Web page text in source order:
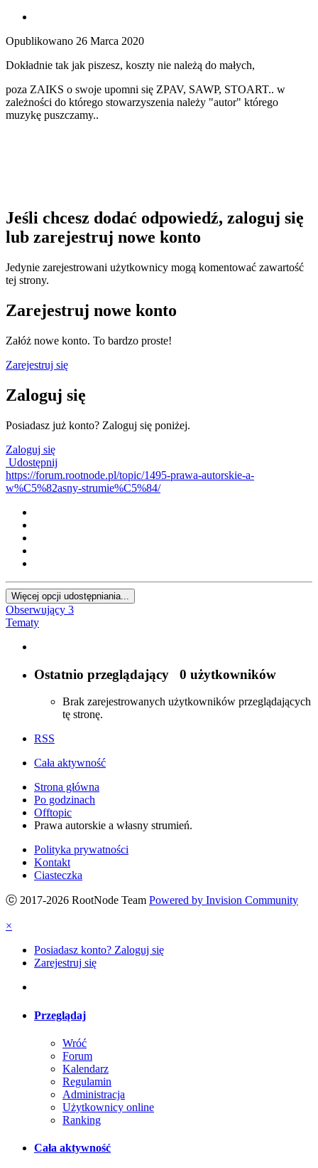
Opublikowano 26 Marca 2020
Dokładnie tak jak piszesz, koszty nie należą do małych,
poza ZAIKS o swoje upomni się ZPAV, SAWP, STOART.. w
zależności do którego stowarzyszenia należy "autor" którego
muzykę puszczamy..
Jeśli chcesz dodać odpowiedź, zaloguj się
lub zarejestruj nowe konto
Jedynie zarejestrowani użytkownicy mogą komentować zawartość
tej strony.
Zarejestruj nowe konto
Załóż nowe konto. To bardzo proste!
Zarejestruj się
Zaloguj się
Posiadasz już konto? Zaloguj się poniżej.
Zaloguj się
Udostępnij
https://forum.rootnode.pl/topic/1495-prawa-autorskie-a-
w%C5%82asny-strumie%C5%84/
Więcej opcji udostępniania...
Obserwujący 3
Tematy
Ostatnio przeglądający 0 użytkowników
Brak zarejestrowanych użytkowników przeglądających
tę stronę.
RSS
Cała aktywność
Strona główna
Po godzinach
Offtopic
Prawa autorskie a własny strumień.
Polityka prywatności
Kontakt
Ciasteczka
ⓒ 2017-2026 RootNode Team Powered by Invision Community
×
Posiadasz konto? Zaloguj się
Zarejestruj się
Przeglądaj
Wróć
Forum
Kalendarz
Regulamin
Administracja
Użytkownicy online
Ranking
Cała aktywność